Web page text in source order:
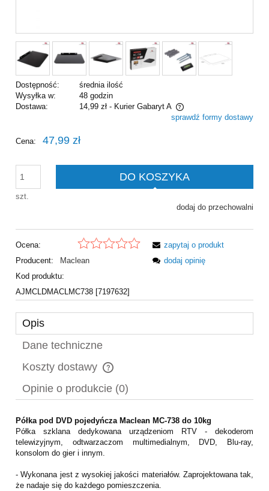
Dostępność:
średnia ilość
Wysyłka w:
48 godzin
Dostawa:
14,99 zł - Kurier Gabaryt A
Cena nie zawiera ewentualnych kosztów płatnościsprawdź formy dostawy
Cena: 47,99 zł
szt.
DO KOSZYKA
dodaj do przechowalni
Ocena:
Producent:
Maclean
Kod produktu:
AJMCLDMACLMC738 [7197632]
zapytaj o produkt
dodaj opinię
Opis
Dane techniczne
Koszty dostawy
Cena nie zawiera ewentualnych kosztów płatności
Opinie o produkcie (0)
Półka pod DVD pojedyńcza Maclean MC-738 do 10kg
Półka szklana dedykowana urządzeniom RTV - dekoderom
telewizyjnym, odtwarzaczom multimedialnym, DVD, Blu-ray,
konsolom do gier i innym.
- Wykonana jest z wysokiej jakości materiałów. Zaprojektowana tak,
że nadaje się do każdego pomieszczenia.